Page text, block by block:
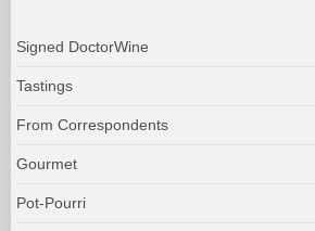
Signed DoctorWine
Tastings
From Correspondents
Gourmet
Pot-Pourri